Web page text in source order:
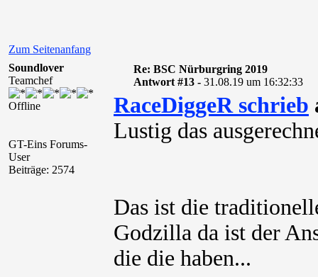
Zum Seitenanfang
Soundlover
Teamchef
Offline
GT-Eins Forums-
User
Beiträge: 2574
Re: BSC Nürburgring 2019
Antwort #13 - 31.08.19 um 16:32:33
RaceDiggeR schrieb
Lustig das
Das ist die
Godzilla da ist der
die die haben...